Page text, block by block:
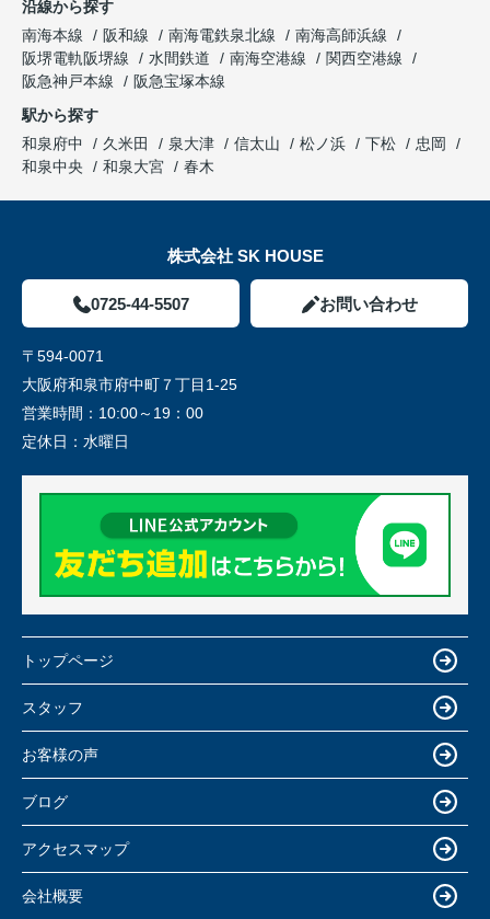
沿線から探す
南海本線
阪和線 南海電鉄泉北線
南海高師浜線
阪堺電軌阪堺線
水間鉄道 南海空港線
関西空港線
阪急神戸本線
阪急宝塚本線
駅から探す
和泉府中
久米田 泉大津 信太山 松ノ浜 下松
忠岡
和泉中央
和泉大宮 春木
株式会社 SK HOUSE
0725-44-5507 お問い合わせ
〒594-0071
大阪府和泉市府中町７丁目1-25
営業時間： 10:00～19：00
定休日： 水曜日
トップページ
スタッフ
お客様の声
ブログ
アクセスマップ
会社概要